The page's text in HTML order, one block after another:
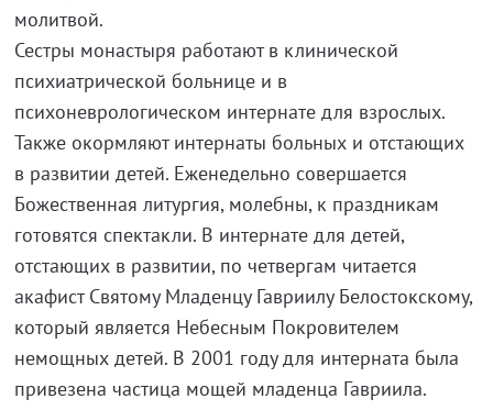
молитвой.
Сестры монастыря работают в клинической
психиатрической больнице и в
психоневрологическом интернате для взрослых.
Также окормляют интернаты больных и отстающих
в развитии детей. Еженедельно совершается
Божественная литургия, молебны, к праздникам
готовятся спектакли. В интернате для детей,
отстающих в развитии, по четвергам читается
акафист Святому Младенцу Гавриилу Белостокскому,
который является Небесным Покровителем
немощных детей. В 2001 году для интерната была
привезена частица мощей младенца Гавриила.